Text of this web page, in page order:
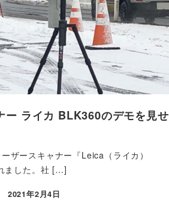
ー ライカ BLK360のデモを見せ
ザースキャナー『Leica（ライカ）
ました。社 […]
投稿日
2021年2月4日